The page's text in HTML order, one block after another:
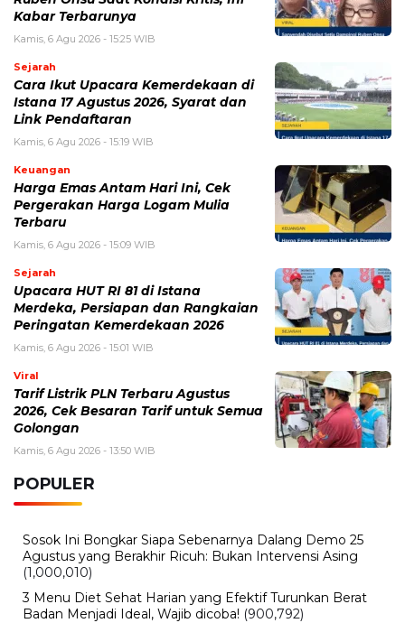
untuk komentar saya berikutnya.
Kamis, 6 Agustus 2026 - 15:25 WIB
Sarwendah Disebut Setia Dampingi Ruben Onsu Saat
Kondisi Kritis, Ini Kabar Terbarunya
Tarif Listrik PLN Terbaru Agustus 2026, Cek Besaran
Tarif untuk Semua Golongan
Rabu, 5 Agustus 2026 - 09:29 WIB
Rumor iPhone Air 2 Makin Kuat, Kamera Ganda dan
Chip 2nm Jadi Sorotan
Rabu, 5 Agustus 2026 - 08:48 WIB
Pemutihan Pajak Kendaraan Jatim 2026 Resmi Dibuka,
Simak Jadwal dan Daftar Keringanannya
Rabu, 5 Agustus 2026 - 07:26 WIB
Mahasiswa Desak Transparansi Kampus
BERITA TERBARU
Viral